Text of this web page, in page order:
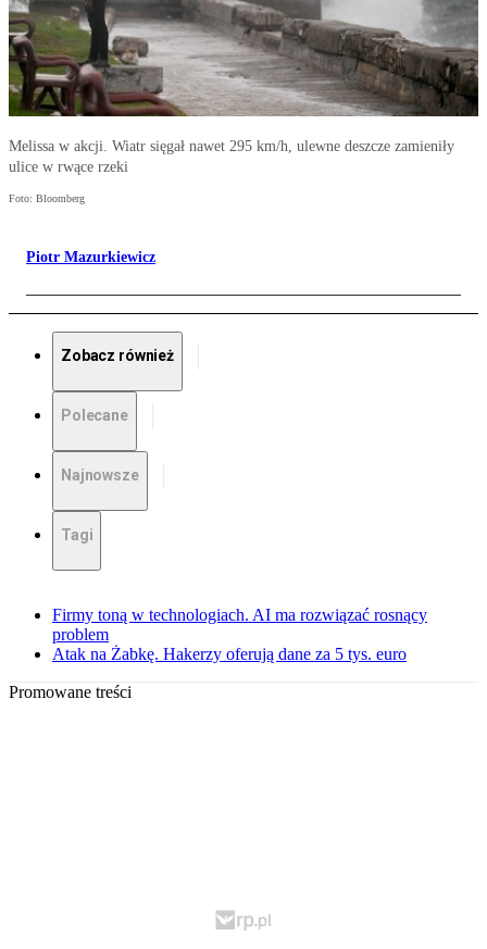
Melissa w akcji. Wiatr sięgał nawet 295 km/h, ulewne deszcze zamieniły
ulice w rwące rzeki
Foto: Bloomberg
Piotr Mazurkiewicz
Zobacz również
Polecane
Najnowsze
Tagi
Firmy toną w technologiach. AI ma rozwiązać rosnący
problem
Atak na Żabkę. Hakerzy oferują dane za 5 tys. euro
Promowane treści